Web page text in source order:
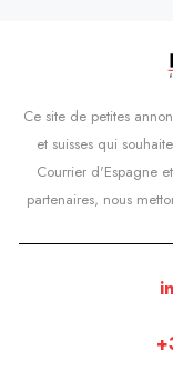
Ce site de petites
et suisses qui
Courrier d'Espagne
partenaires, nous